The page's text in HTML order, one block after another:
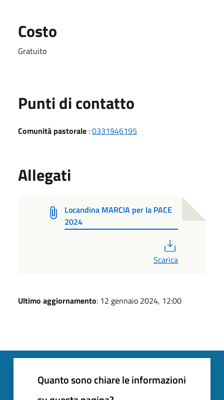
Costo
Gratuito
Punti di contatto
Comunità pastorale :0331946195
Allegati
Locandina MARCIA per la PACE
2024
Scarica
Ultimo aggiornamento: 12 gennaio 2024, 12:00
Quanto sono chiare le informazioni